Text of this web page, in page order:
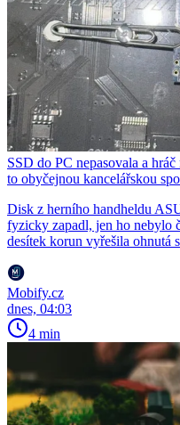
SSD do PC nepasovala a
to obyčejnou kancelářskou
Disk z herního handheldu
fyzicky zapadl, jen ho nebylo
desítek korun vyřešila ohnutá
Mobify.cz
dnes, 04:03
4 min